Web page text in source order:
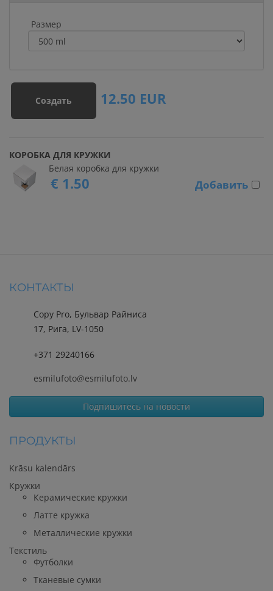
Размер
Создать 12.50 EUR
КОРОБКА ДЛЯ КРУЖКИ
Белая коробка для кружки
Добавить
€ 1.50
КОНТАКТЫ
Copy Pro, Бульвар Райниса
17, Рига, LV-1050
+371 29240166
esmilufoto@esmilufoto.lv
Подпишитесь на новости
ПРОДУКТЫ
Krāsu kalendārs
Кружки
Керамические кружки
Латте кружка
Металлические кружки
Текстиль
Футболки
Тканевые сумки